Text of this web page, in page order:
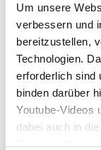
Um unsere
verbessern und
bereitzustellen,
Technologien.
erforderlich sind
binden darüber
Youtube-Videos
dabei auch in
Buttons „Alle
Prof.
Partner
TEILEN